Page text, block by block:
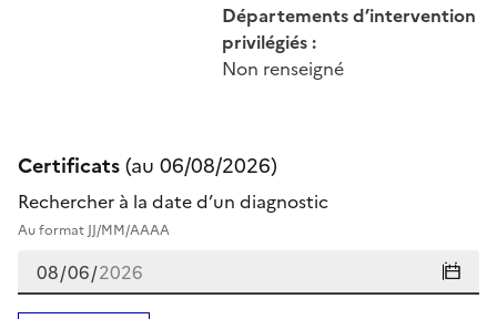
Départements d’intervention
privilégiés:
Non renseigné
Certificats(au 06/08/2026)
Rechercher à la date d’un diagnostic
Au format JJ/MM/AAAA